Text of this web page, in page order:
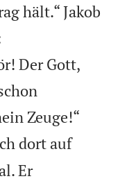
hält.“ Jakob
Der Gott,
Zeuge!“
dort auf
Er